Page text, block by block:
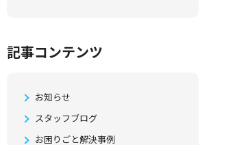
記事コンテンツ
お知らせ
スタッフブログ
お困りごと解決事例